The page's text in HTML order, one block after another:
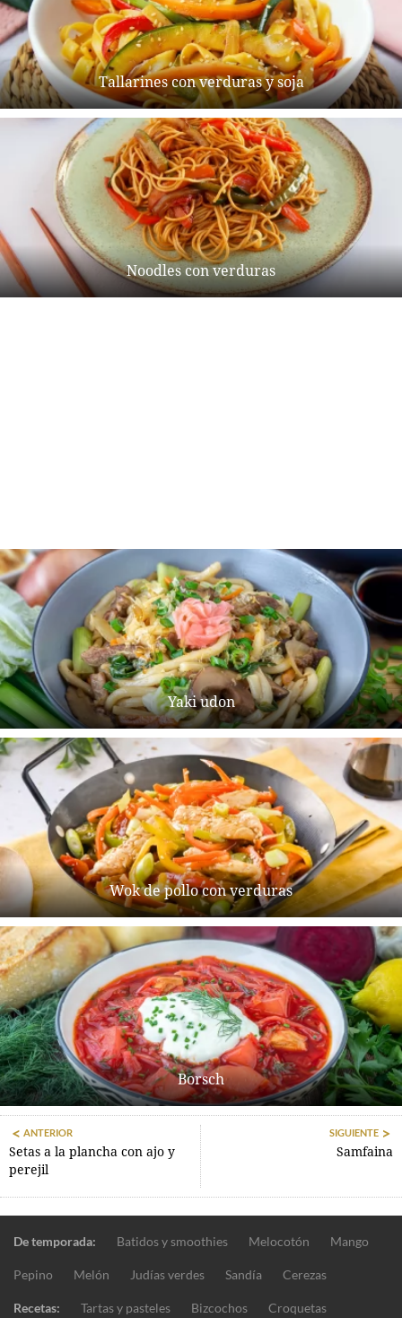
Tallarines con verduras y soja
Noodles con verduras
Yaki udon
Wok de pollo con verduras
Borsch
ANTERIOR
Setas a la plancha con ajo y
perejil
SIGUIENTE
Samfaina
De temporada: Batidos y smoothies Melocotón Mango
Pepino Melón Judías verdes Sandía Cerezas
Recetas: Tartas y pasteles Bizcochos Croquetas